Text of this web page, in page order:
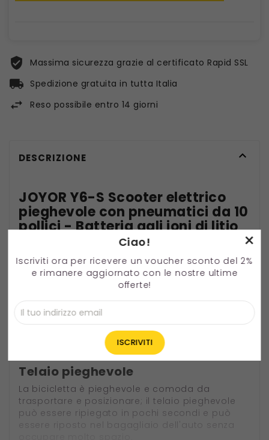
Massima sicurezza grazie al certificato Rapid SSL
Spedizione gratuita in tutta Italia
Reso possibile entro 14 giorni
DESCRIZIONE 
JOYOR Y6-S Scooter elettrico
pieghevole con pneumatici da 10
pollici - Batteria agli ioni di litio
da 18Ah e motore brushless da
500W
Dotato di un luminoso faro a LED che illumina la
strada da percorrere anche al buio. I doppi freni
a disco garantiscono una potenza di arresto
stabile ed efficace.
Telaio pieghevole
La bicicletta è pieghevole e comoda da
trasportare e posizionare; il telaio pieghevole
può essere ripiegato in pochi secondi e può
essere riposto nel bagagliaio dell'auto senza
×
Ciao!
Iscriviti ora per ricevere un voucher sconto del 2%
e rimanere aggiornato con le nostre ultime
offerte!